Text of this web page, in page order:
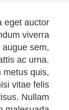
eget auctor
viverra
sem,
ac urna.
metus quis,
vitae felis
Nullam